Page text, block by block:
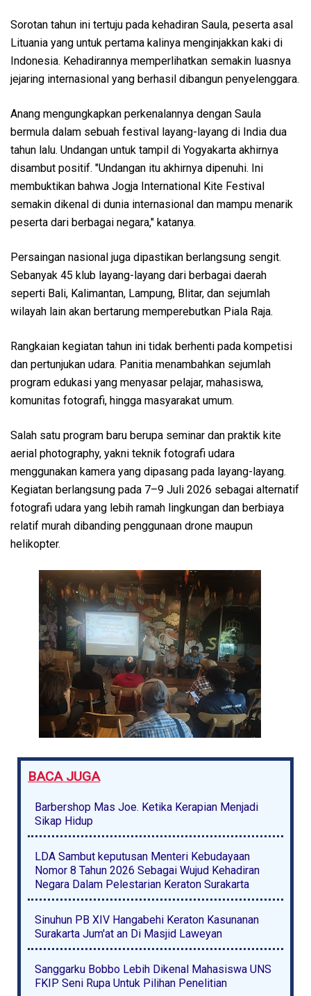
Sorotan tahun ini tertuju pada kehadiran Saula, peserta asal
Lituania yang untuk pertama kalinya menginjakkan kaki di
Indonesia. Kehadirannya memperlihatkan semakin luasnya
jejaring internasional yang berhasil dibangun penyelenggara.
Anang mengungkapkan perkenalannya dengan Saula
bermula dalam sebuah festival layang-layang di India dua
tahun lalu. Undangan untuk tampil di Yogyakarta akhirnya
disambut positif. "Undangan itu akhirnya dipenuhi. Ini
membuktikan bahwa Jogja International Kite Festival
semakin dikenal di dunia internasional dan mampu menarik
peserta dari berbagai negara," katanya.
Persaingan nasional juga dipastikan berlangsung sengit.
Sebanyak 45 klub layang-layang dari berbagai daerah
seperti Bali, Kalimantan, Lampung, Blitar, dan sejumlah
wilayah lain akan bertarung memperebutkan Piala Raja.
Rangkaian kegiatan tahun ini tidak berhenti pada kompetisi
dan pertunjukan udara. Panitia menambahkan sejumlah
program edukasi yang menyasar pelajar, mahasiswa,
komunitas fotografi, hingga masyarakat umum.
Salah satu program baru berupa seminar dan praktik kite
aerial photography, yakni teknik fotografi udara
menggunakan kamera yang dipasang pada layang-layang.
Kegiatan berlangsung pada 7–9 Juli 2026 sebagai alternatif
fotografi udara yang lebih ramah lingkungan dan berbiaya
relatif murah dibanding penggunaan drone maupun
helikopter.
BACA JUGA
Barbershop Mas Joe. Ketika Kerapian Menjadi
Sikap Hidup
LDA Sambut keputusan Menteri Kebudayaan
Nomor 8 Tahun 2026 Sebagai Wujud Kehadiran
Negara Dalam Pelestarian Keraton Surakarta
Sinuhun PB XIV Hangabehi Keraton Kasunanan
Surakarta Jum'at an Di Masjid Laweyan
Sanggarku Bobbo Lebih Dikenal Mahasiswa UNS
FKIP Seni Rupa Untuk Pilihan Penelitian